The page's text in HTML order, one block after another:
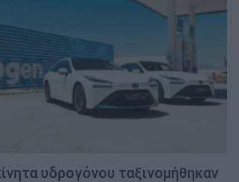
υδρογόνου ταξινομήθηκαν